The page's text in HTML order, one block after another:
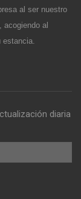
al ser nuestro
al
estancia.
diaria